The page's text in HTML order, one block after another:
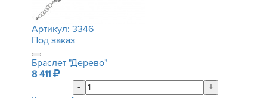
Артикул: 3346
Под заказ
Браслет "Дерево"
8 411
-
+